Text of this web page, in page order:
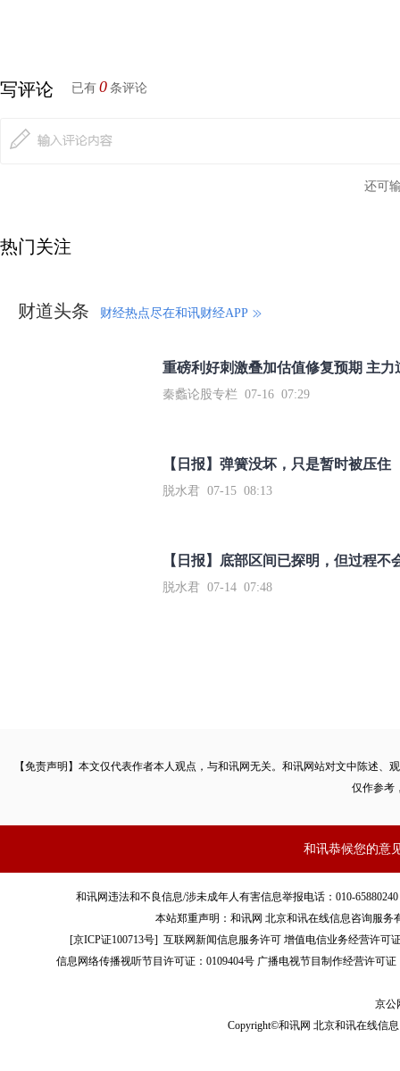
写评论 已有 0 条评论
还可
热门关注
财道头条 财经热点尽在和讯财经APP
秦蠡论股专栏 07-16 07:29
【日报】弹簧没坏，只是暂时被压住
脱水君 07-15 08:13
【日报】底部区间已探明，但过程不
脱水君 07-14 07:48
【免责声明】本文仅代表作者本人观点，与和讯网无关。和讯网站对文中陈述
仅作参考
和讯恭候您的意
和讯网违法和不良信息/涉未成年人有害信息举报电话：010-
本站郑重声明：和讯网 北京和讯在线信息咨询服
[京ICP证100713号]互联网新闻信息服务许可 增值电信业务经营许可
信息网络传播视听节目许可证：0109404号 广播电视节目制作经营许可证
京公
Copyright©和讯网 北京和讯在线信